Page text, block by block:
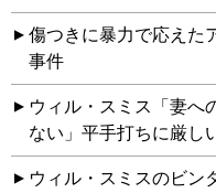
傷つきに暴力で応えた
事件
ウィル・スミス「妻へ
ない」平手打ちに厳し
ウィル・スミスのビン